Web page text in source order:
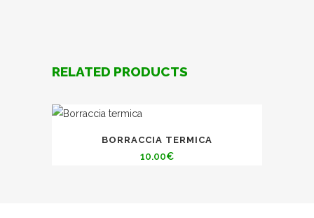
RELATED PRODUCTS
BORRACCIA TERMICA
10.00€